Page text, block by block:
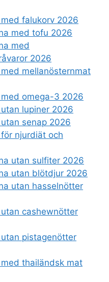
falukorv 2026
med tofu 2026
med
2026
mellanösternmat
omega-3 2026
lupiner 2026
senap 2026
njurdiät och
utan sulfiter 2026
utan blötdjur 2026
utan hasselnötter
cashewnötter
pistagenötter
thailändsk mat